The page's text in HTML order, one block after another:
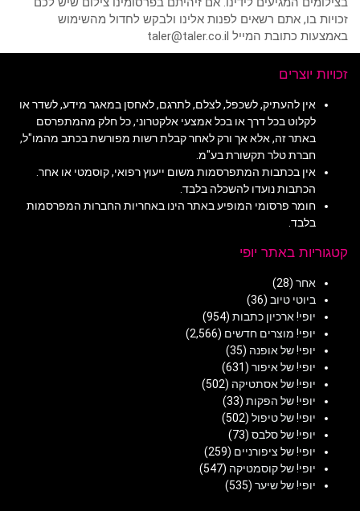
זכויות בו, אתם רשאים לפנות אלינו ולבקש לחדול מהשימוש
באמצעות כתובת המייל taler@taler.co.il
זכויות יוצרים
אין להעתיק, לשכפל, לצלם, לתרגם, לאחסן במאגר מידע, לשדר או
לקלוט בכל דרך או בכל אמצעי אלקטרוני, כל חלק מהמתפרסם
באתר זה, אלא אך ורק לאחר קבלת רשות מפורשת בכתב מהמו"ל,
חברת טלר תקשורת בע"מ.
אין בכתבות המתפרסמות משום ייעוץ רפואי, קוסמטי או אחר.
הכתבות נועדו להשכלה בלבד.
חומר פרסומי המופיע באתר הינו באחריות החברות המפרסמות
בלבד.
קטגוריות באתר יופי
אחר (28)
ביוטי טיוב (36)
יופי! ארכיון כתבות (954)
יופי! מוצרים חדשים (2,566)
יופי! של אופנה (35)
יופי! של איפור (631)
יופי! של אסתטיקה (502)
יופי! של הפקות (33)
יופי! של טיפול (502)
יופי! של סלבס (73)
יופי! של ציפורניים (259)
יופי! של קוסמטיקה (547)
יופי! של שיער (535)